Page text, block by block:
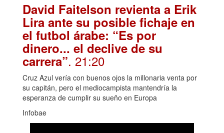
David Faitelson revienta a Erik
Lira ante su posible fichaje en
el futbol árabe: “Es por
dinero... el declive de su
carrera”. 21:20
Cruz Azul vería con buenos ojos la millonaria venta por
su capitán, pero el mediocampista mantendría la
esperanza de cumplir su sueño en Europa
Infobae